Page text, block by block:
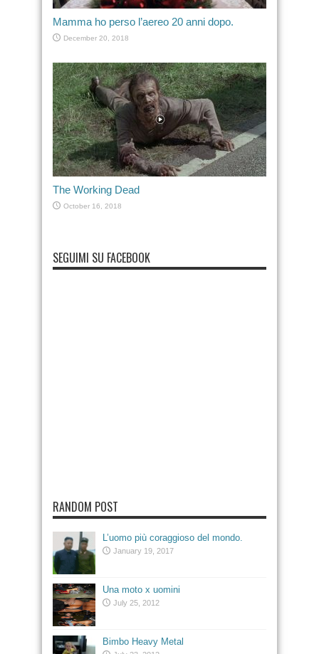
Mamma ho perso l’aereo 20 anni dopo.
December 20, 2018
The Working Dead
October 16, 2018
SEGUIMI SU FACEBOOK
RANDOM POST
L’uomo più coraggioso del mondo.
January 19, 2017
Una moto x uomini
July 25, 2012
Bimbo Heavy Metal